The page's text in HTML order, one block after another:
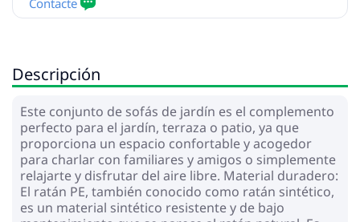
Descripción
Este conjunto de sofás de jardín es el complemento
perfecto para el jardín, terraza o patio, ya que
proporciona un espacio confortable y acogedor
para charlar con familiares y amigos o simplemente
relajarte y disfrutar del aire libre. Material duradero:
El ratán PE, también conocido como ratán sintético,
es un material sintético resistente y de bajo